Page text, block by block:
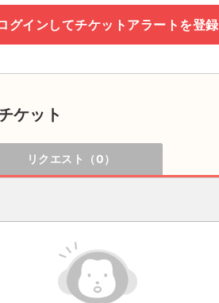
グインしてチケットアラートを登録
ケット
リクエスト（0）